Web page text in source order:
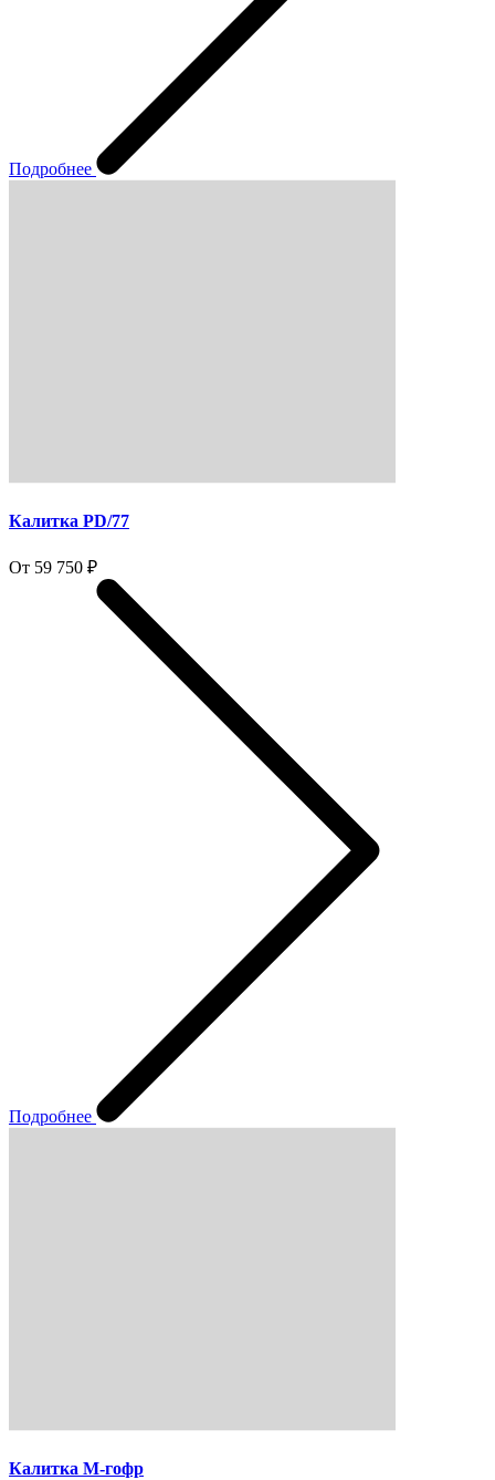
Подробнее
Калитка PD/77
От 59 750 ₽
Подробнее
Калитка M-гофр